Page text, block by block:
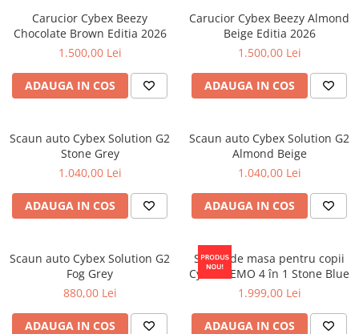
Carucior Cybex Beezy
Chocolate Brown Editia 2026
1.500,00 Lei
ADAUGA IN COS
Carucior Cybex Beezy Almond
Beige Editia 2026
1.500,00 Lei
ADAUGA IN COS
Scaun auto Cybex Solution G2
Stone Grey
1.040,00 Lei
ADAUGA IN COS
Scaun auto Cybex Solution G2
Almond Beige
1.040,00 Lei
ADAUGA IN COS
Scaun auto Cybex Solution G2
Fog Grey
880,00 Lei
ADAUGA IN COS
Scaun de masa pentru copii
Cybex LEMO 4 în 1 Stone Blue
1.999,00 Lei
ADAUGA IN COS